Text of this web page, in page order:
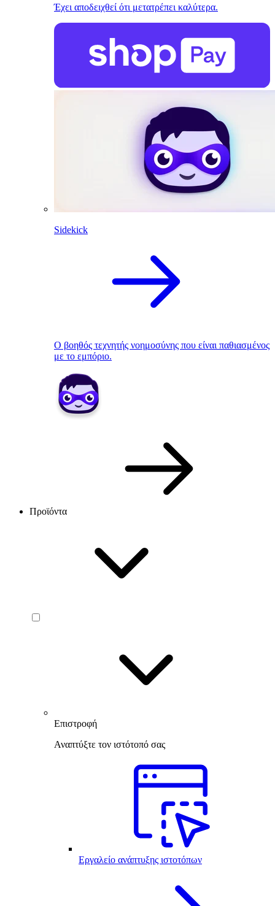
Έχει αποδειχθεί ότι μετατρέπει καλύτερα.
Sidekick
Ο βοηθός τεχνητής νοημοσύνης που είναι παθιασμένος
με το εμπόριο.
Προϊόντα
Επιστροφή
Αναπτύξτε τον ιστότοπό σας
Εργαλείο ανάπτυξης ιστοτόπων